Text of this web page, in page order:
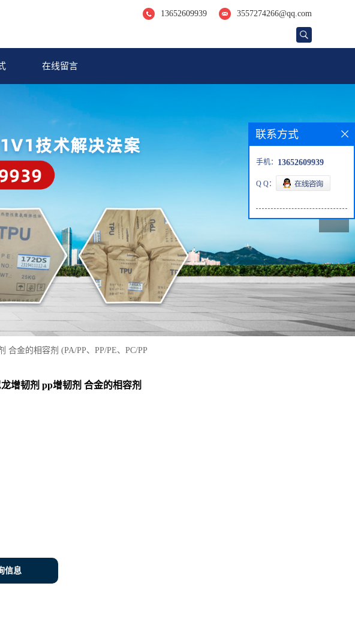
13652609939 3557274266@qq.com
在线留言
合金的相容剂 (PA/PP、PP/PE、PC/PP
增韧剂 pp增韧剂 合金的相容剂
信息
联系方式
手机： 13652609939
Q Q：